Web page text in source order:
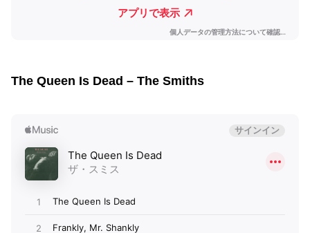
The Queen Is Dead – The Smiths